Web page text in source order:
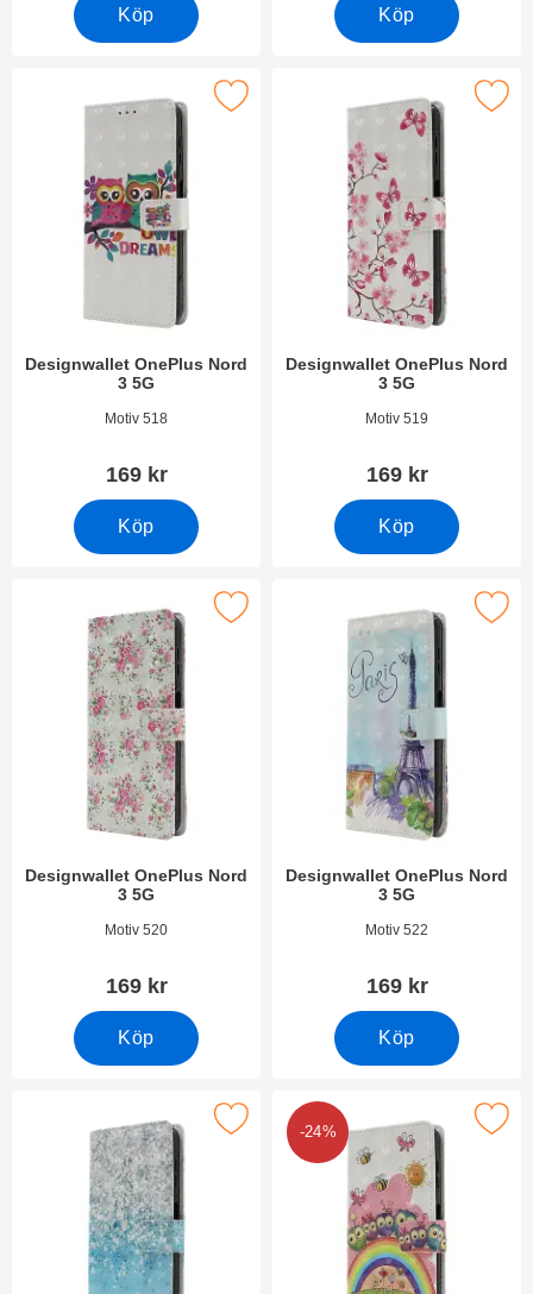
Köp Köp
Designwallet OnePlus Nord
3 5G
Art. nr 49109Motiv 518
169 kr
Köp
Makera designwallet OnePlus Nord 3 5G som favorit
Designwallet OnePlus Nord
3 5G
Art. nr 49108Motiv 519
169 kr
Köp
Makera designwallet OnePlus
Designwallet OnePlus Nord
3 5G
Art. nr 49107Motiv 520
169 kr
Köp
Makera designwallet OnePlus Nord 3 5G som favorit
Designwallet OnePlus Nord
3 5G
Art. nr 49106Motiv 522
169 kr
Köp
Makera designwallet OnePlus
Makera designwallet OnePlus Nord 3 5G som favorit
-24%
Makera designwallet OnePlus